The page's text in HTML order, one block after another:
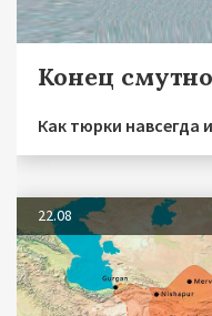
Конец
Как тюрки навсегда
22.08